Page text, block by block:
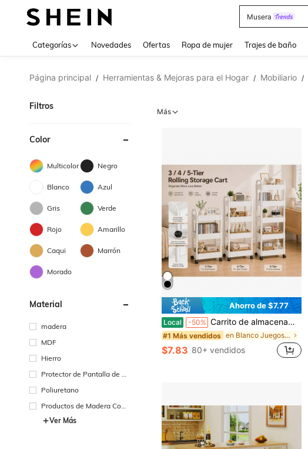
Musera
Categorías Novedades Ofertas Ropa de mujer Trajes de baño
Página principal / Herramientas & Mejoras para el Hogar / Mobiliario /
Filtros
Color
Multicolor Negro
Blanco Azul
Gris Verde
Rojo Amarillo
Caqui Marrón
Morado
Material
madera
MDF
Hierro
Protector de Pantalla de Vi
Poliuretano
Productos de Madera Com
puesta
Ver Más
Más
Ahorro de $7.77
Local -50% Carrito de almacenamiento con ruedas negras de 3/4/5 niveles, organizador móvil delgado, estantería de almacenamiento ahorradora de espacio con asa, ruedas giratorias bloqueables de 360° para baño, cocina, lavandería, oficina, sala de estar
#1 Más vendidos en Blanco Juegos de mesa y sillas de comedor
$7.83 80+ vendidos